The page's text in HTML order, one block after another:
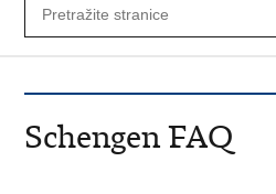
Schengen FAQ